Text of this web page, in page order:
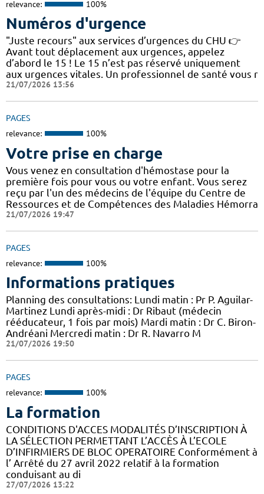
relevance: 100%
Numéros d'urgence
"Juste recours" aux services d’urgences du CHU 👉
Avant tout déplacement aux urgences, appelez
d’abord le 15 ! Le 15 n’est pas réservé uniquement
aux urgences vitales. Un professionnel de santé vous r
21/07/2026 13:56
PAGES
relevance: 100%
Votre prise en charge
Vous venez en consultation d'hémostase pour la
première fois pour vous ou votre enfant. Vous serez
reçu par l'un des médecins de l'équipe du Centre de
Ressources et de Compétences des Maladies Hémorra
21/07/2026 19:47
PAGES
relevance: 100%
Informations pratiques
Planning des consultations: Lundi matin : Pr P. Aguilar-
Martinez Lundi après-midi : Dr Ribaut (médecin
rééducateur, 1 fois par mois) Mardi matin : Dr C. Biron-
Andréani Mercredi matin : Dr R. Navarro M
21/07/2026 19:50
PAGES
relevance: 100%
La formation
CONDITIONS D'ACCES MODALITÉS D’INSCRIPTION À
LA SÉLECTION PERMETTANT L’ACCÈS À L’ECOLE
D’INFIRMIERS DE BLOC OPERATOIRE Conformément à
l’ Arrêté du 27 avril 2022 relatif à la formation
conduisant au di
27/07/2026 13:22